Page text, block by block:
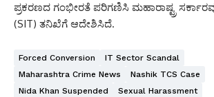
ಪ್ರಕರಣದ ಗಂಭೀರತೆ ಪರಿಗಣಿಸಿ ಮಹಾರಾಷ್ಟ್ರ
(SIT) ತನಿಖೆಗೆ ಆದೇಶಿಸಿದೆ.
Forced Conversion
IT Sector Scandal
Maharashtra Crime News
Nashik TCS Case
Nida Khan Suspended
Sexual Harassment